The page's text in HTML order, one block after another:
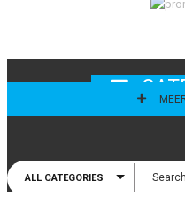
ALL CATEGORIES